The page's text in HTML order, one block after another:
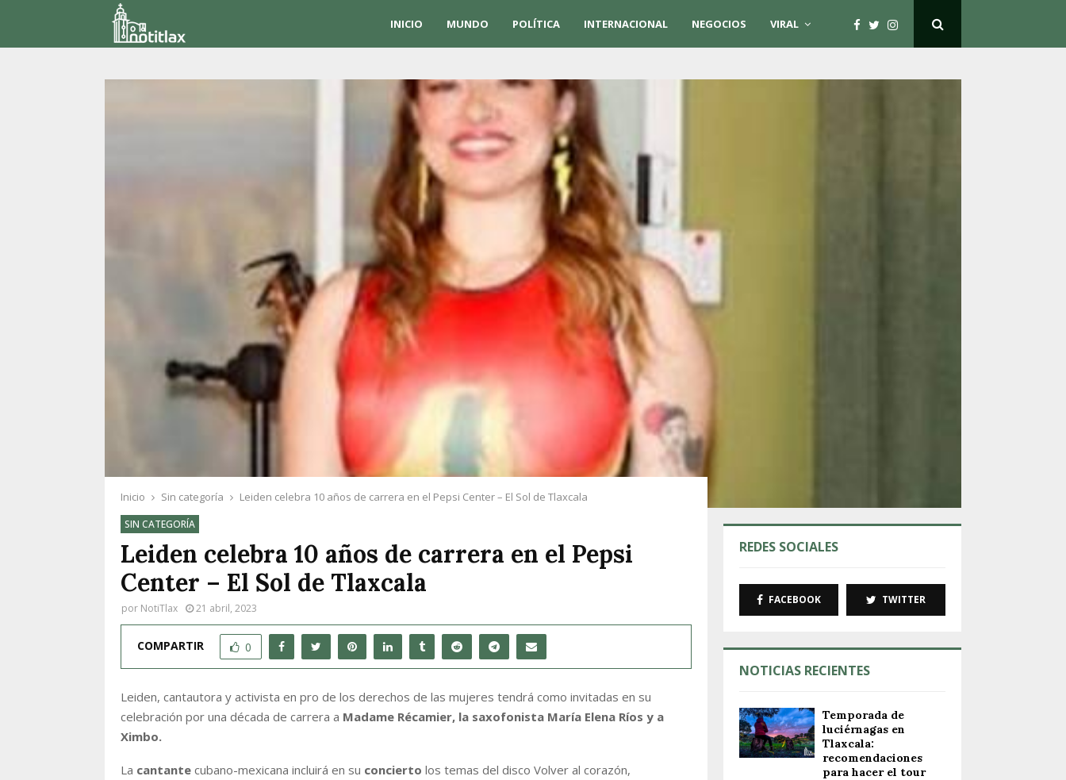
INICIO MUNDO POLÍTICA INTERNACIONAL NEGOCIOS VIRAL
Inicio Sin categoría Leiden celebra 10 años de carrera en el Pepsi Center – El Sol de Tlaxcala
SIN CATEGORÍA
Leiden celebra 10 años de carrera en el Pepsi
Center – El Sol de Tlaxcala
por NotiTlax 21 abril, 2023
COMPARTIR 0
Leiden, cantautora y activista en pro de los derechos de las mujeres tendrá como invitadas en su
celebración por una década de carrera a Madame Récamier, la saxofonista María Elena Ríos y a
Ximbo.
La cantante cubano-mexicana incluirá en su concierto los temas del disco Volver al corazón,
REDES SOCIALES
FACEBOOK TWITTER
NOTICIAS RECIENTES
Temporada de
luciérnagas en
Tlaxcala:
recomendaciones
para hacer el tour